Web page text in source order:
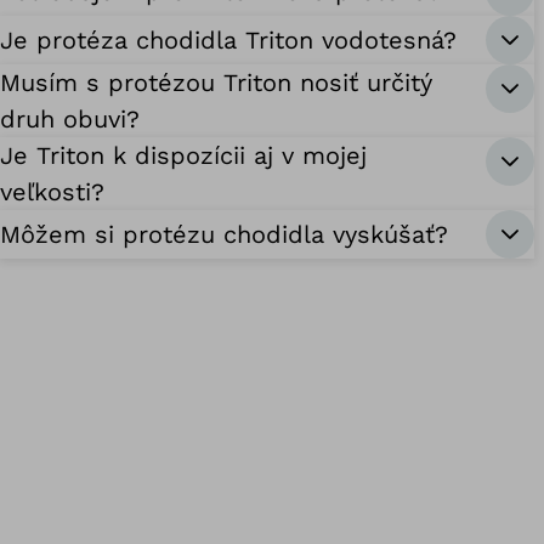
Je protéza chodidla Triton vodotesná?
Musím s protézou Triton nosiť určitý
druh obuvi?
Je Triton k dispozícii aj v mojej
veľkosti?
Môžem si protézu chodidla vyskúšať?